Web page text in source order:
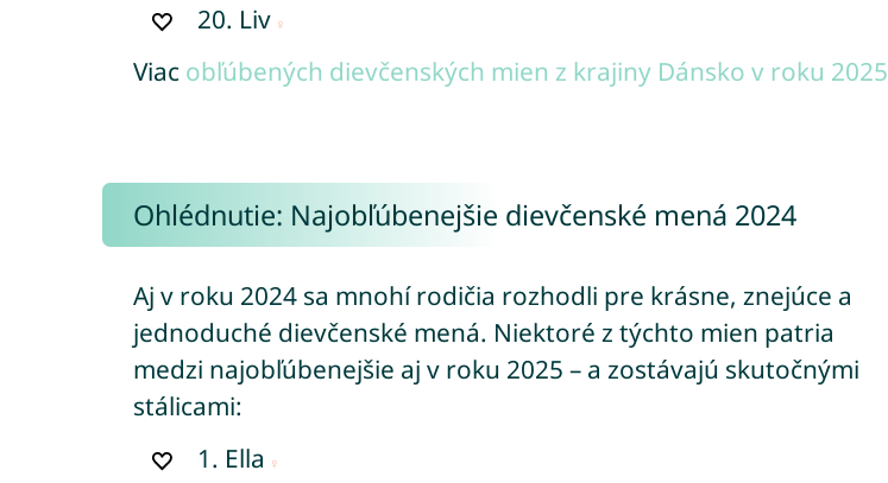
20. Liv
Viac obľúbených dievčenských mien z krajiny Dánsko v roku 2025
Ohlédnutie: Najobľúbenejšie dievčenské mená 2024
Aj v roku 2024 sa mnohí rodičia rozhodli pre krásne, znejúce a
jednoduché dievčenské mená. Niektoré z týchto mien patria
medzi najobľúbenejšie aj v roku 2025 – a zostávajú skutočnými
stálicami:
1. Ella